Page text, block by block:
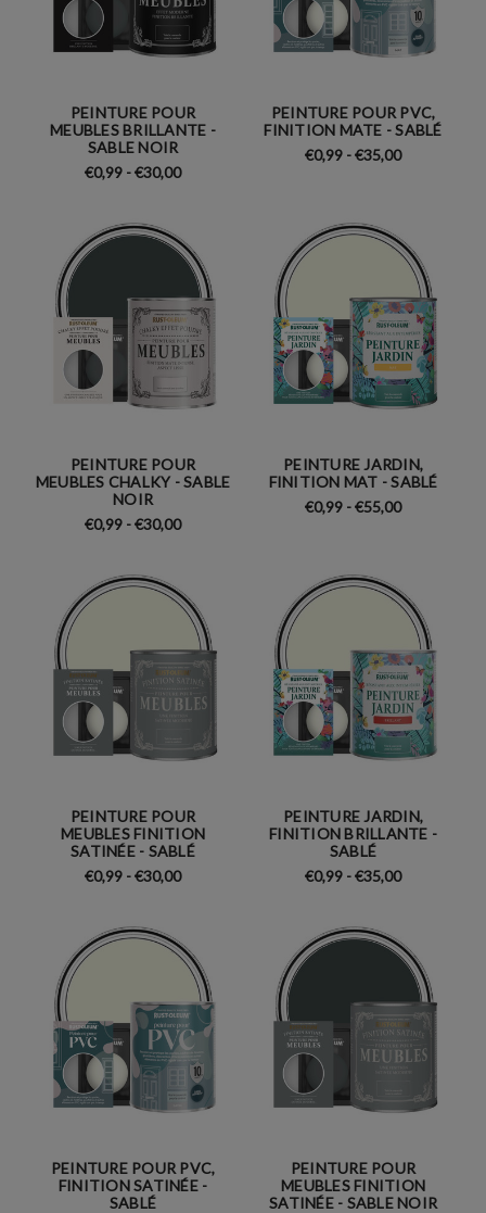
PEINTURE POUR
MEUBLES BRILLANTE -
SABLE NOIR
€0,99 - €30,00
PEINTURE POUR PVC,
FINITION MATE - SABLÉ
€0,99 - €35,00
PEINTURE POUR
MEUBLES CHALKY - SABLE
NOIR
€0,99 - €30,00
PEINTURE JARDIN,
FINITION MAT - SABLÉ
€0,99 - €55,00
PEINTURE POUR
MEUBLES FINITION
SATINÉE - SABLÉ
€0,99 - €30,00
PEINTURE JARDIN,
FINITION BRILLANTE -
SABLÉ
€0,99 - €35,00
PEINTURE POUR PVC,
FINITION SATINÉE -
SABLÉ
PEINTURE POUR
MEUBLES FINITION
SATINÉE - SABLE NOIR